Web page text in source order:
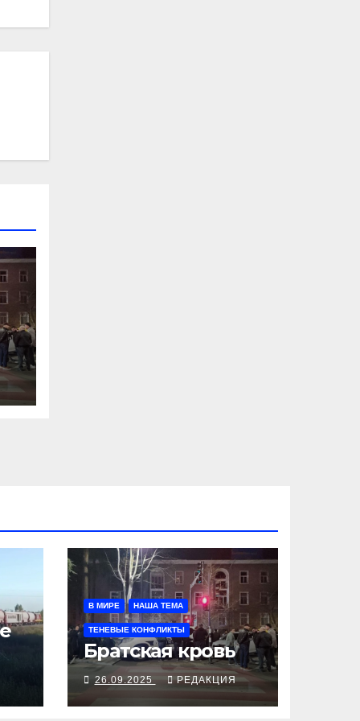
В МИРЕ НАША ТЕМА
ТЕНЕВЫЕ КОНФЛИКТЫ
Братская кровь
26.09.2025 РЕДАКЦИЯ